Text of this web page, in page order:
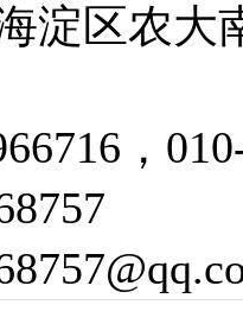
淀区农大
，